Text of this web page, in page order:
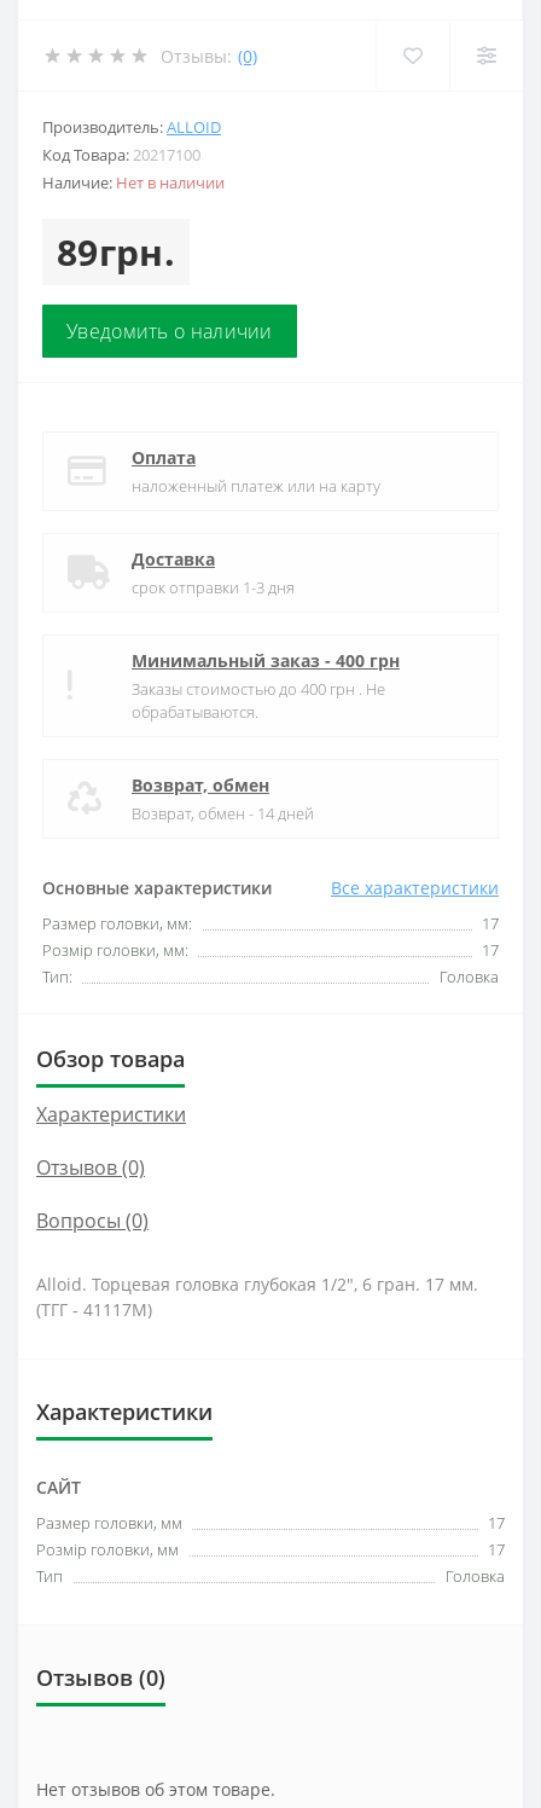
Отзывы: (0)
Производитель:ALLOID
Код Товара:20217100
Наличие: Нет в наличии
89грн.
Уведомить о наличии
Основные характеристики Все характеристики
Размер головки, мм:
17
Розмір головки, мм:
17
Тип:
Головка
Оплата
наложенный платеж или на карту
Доставка
срок отправки 1-3 дня
Минимальный заказ - 400 грн
Заказы стоимостью до 400 грн . Не
обрабатываются.
Возврат, обмен
Возврат, обмен - 14 дней
Обзор товара
Характеристики
Отзывов (0)
Вопросы (0)
Alloid. Торцевая головка глубокая 1/2", 6 гран. 17 мм.
(ТГГ - 41117M)
Характеристики
САЙТ
Размер головки, мм
17
Розмір головки, мм
17
Тип
Головка
Отзывов (0)
Нет отзывов об этом товаре.